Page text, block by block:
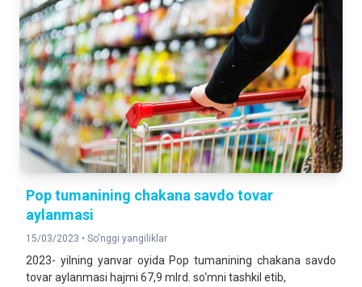
Pop tumanining chakana savdo tovar
aylanmasi
15/03/2023 • So'nggi yangiliklar
2023- yilning yanvar oyida Pop tumanining chakana savdo
tovar aylanmasi hajmi 67,9 mlrd. so‘mni tashkil etib,